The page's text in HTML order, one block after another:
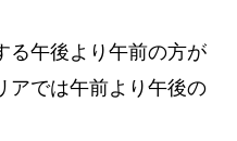
る午後より午前の方が
アでは午前より午後の